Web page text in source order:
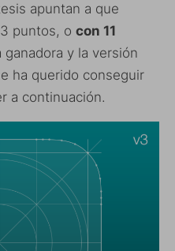
apuntan a que
puntos, o con 11
ganadora y la versión
ha querido conseguir
a continuación.